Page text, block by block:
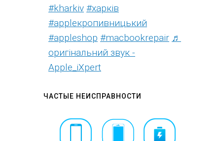
#kharkiv #харків
#appleкропивницький
#appleshop #macbookrepair ♬
оригінальний звук -
Apple_iXpert
ЧАСТЫЕ НЕИСПРАВНОСТИ